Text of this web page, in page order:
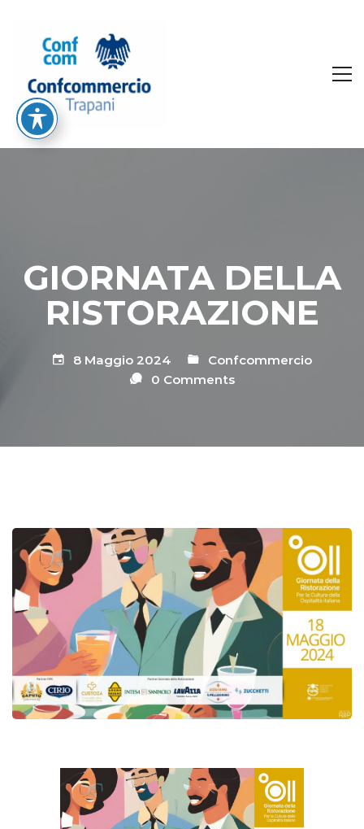
GIORNATA DELLA
RISTORAZIONE
8 Maggio 2024
Confcommercio
0 Comments